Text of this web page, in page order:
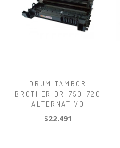
DRUM TAMBOR
BROTHER DR-750-720
ALTERNATIVO
$22.491